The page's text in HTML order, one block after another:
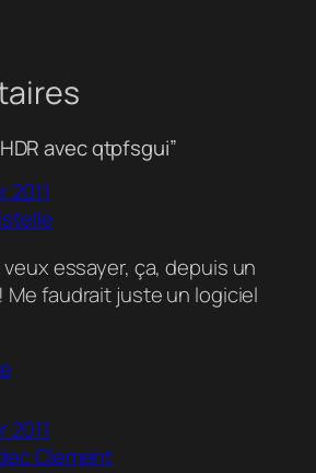
avec qtpfsgui”
2011
veux essayer, ça, depuis un
Me faudrait juste un logiciel
2011
Clement